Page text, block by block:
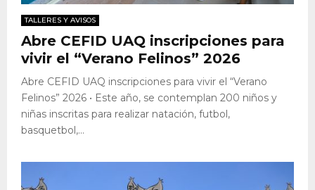
TALLERES Y AVISOS
Abre CEFID UAQ inscripciones para
vivir el “Verano Felinos” 2026
Abre CEFID UAQ inscripciones para vivir el “Verano
Felinos” 2026 • Este año, se contemplan 200 niños y
niñas inscritas para realizar natación, futbol,
basquetbol,...